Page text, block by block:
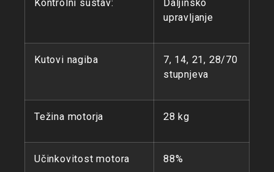
Kontrolni sustav:
Daljinsko
upravljanje
Kutovi nagiba
7, 14, 21, 28/70
stupnjeva
Težina motorja 28 kg
Učinkovitost motora 88%